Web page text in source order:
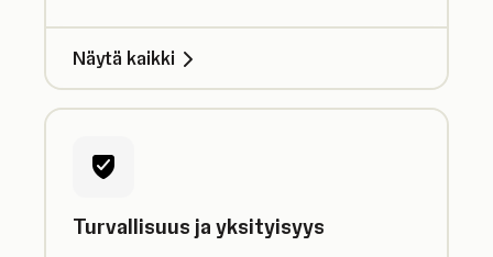
Näytä kaikki
Turvallisuus ja yksityisyys